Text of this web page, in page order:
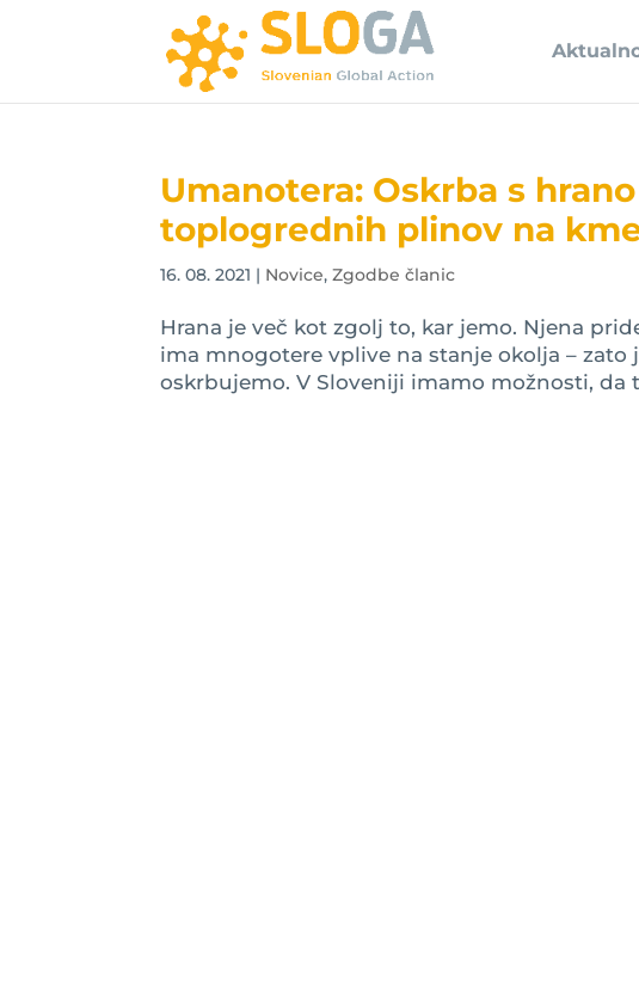
Umanotera: Oskrba s
toplogrednih plinov na
16. 08. 2021 | Novice,Zgodbe članic
Hrana je več kot zgolj to, kar jemo. Njena
ima mnogotere vplive na stanje okolja –
oskrbujemo. V Sloveniji imamo možnosti,